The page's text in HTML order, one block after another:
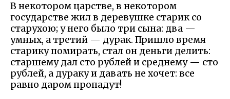
В некотором царстве, в некотором
государстве жил в деревушке старик со
старухою; у него было три сына: два —
умных, а третий — дурак. Пришло время
старику помирать, стал он деньги делить:
старшему дал сто рублей и среднему — сто
рублей, а дураку и давать не хочет: все
равно даром пропадут!